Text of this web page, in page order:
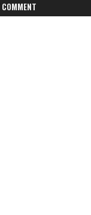
COMMENT